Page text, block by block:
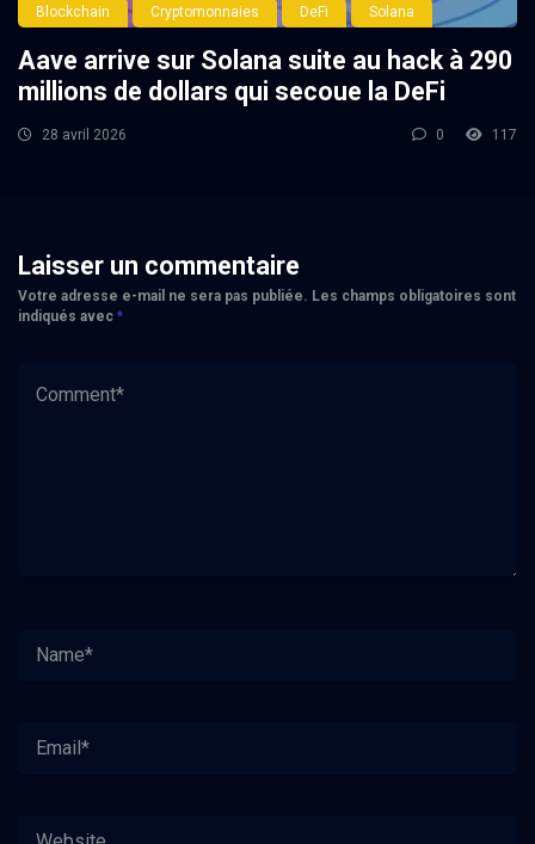
Blockchain Cryptomonnaies DeFi Solana
Aave arrive sur Solana suite au hack à 290
millions de dollars qui secoue la DeFi
28 avril 2026 0 117
Laisser un commentaire
Votre adresse e-mail ne sera pas publiée. Les champs obligatoires sont
indiqués avec *